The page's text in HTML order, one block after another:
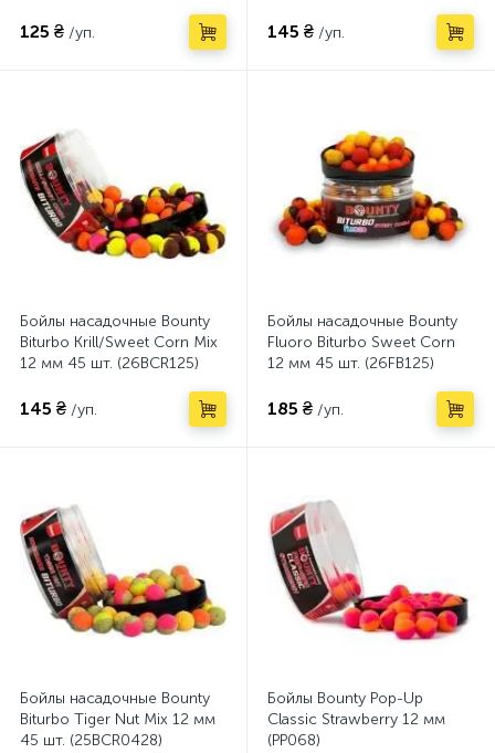
125 ₴ /уп. 145 ₴ /уп.
Бойлы насадочные Bounty
Biturbo Krill/Sweet Corn Mix
12 мм 45 шт. (26BCR125)
145 ₴ /уп.
Бойлы насадочные Bounty
Fluoro Biturbo Sweet Corn
12 мм 45 шт. (26FB125)
185 ₴ /уп.
Бойлы насадочные Bounty
Biturbo Tiger Nut Mix 12 мм
45 шт. (25BCR0428)
Бойлы Bounty Pop-Up
Classic Strawberry 12 мм
(PP068)